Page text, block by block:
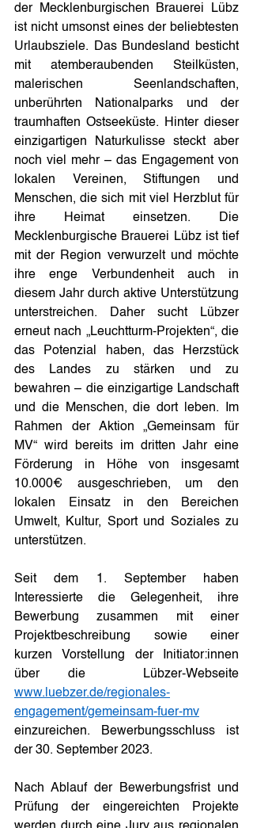
der Mecklenburgischen Brauerei Lübz
ist nicht umsonst eines der beliebtesten
Urlaubsziele. Das Bundesland besticht
mit atemberaubenden Steilküsten,
malerischen Seenlandschaften,
unberührten Nationalparks und der
traumhaften Ostseeküste. Hinter dieser
einzigartigen Naturkulisse steckt aber
noch viel mehr – das Engagement von
lokalen Vereinen, Stiftungen und
Menschen, die sich mit viel Herzblut für
ihre Heimat einsetzen. Die
Mecklenburgische Brauerei Lübz ist tief
mit der Region verwurzelt und möchte
ihre enge Verbundenheit auch in
diesem Jahr durch aktive Unterstützung
unterstreichen. Daher sucht Lübzer
erneut nach „Leuchtturm-Projekten“, die
das Potenzial haben, das Herzstück
des Landes zu stärken und zu
bewahren – die einzigartige Landschaft
und die Menschen, die dort leben. Im
Rahmen der Aktion „Gemeinsam für
MV“ wird bereits im dritten Jahr eine
Förderung in Höhe von insgesamt
10.000€ ausgeschrieben, um den
lokalen Einsatz in den Bereichen
Umwelt, Kultur, Sport und Soziales zu
unterstützen.
Seit dem 1. September haben
Interessierte die Gelegenheit, ihre
Bewerbung zusammen mit einer
Projektbeschreibung sowie einer
kurzen Vorstellung der Initiator:innen
www.luebzer.de/regionales-
engagement/gemeinsam-fuer-mv
einzureichen. Bewerbungsschluss ist
der 30. September 2023.
Nach Ablauf der Bewerbungsfrist und
Prüfung der eingereichten Projekte